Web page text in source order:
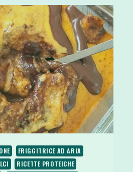
FRIGGITRICE AD ARIA
RICETTE PROTEICHE